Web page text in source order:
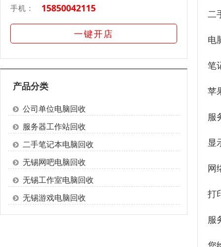
手机： 15850042115
一键开店
产品分类
公司单位电脑回收
服务器工作站回收
二手笔记本电脑回收
无锡网吧电脑回收
无锡工作室电脑回收
无锡游戏电脑回收
二
电
笔
苹
服
显
网
打
服